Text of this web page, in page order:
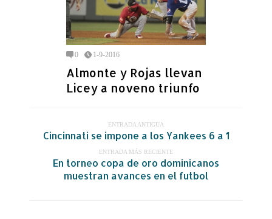
0 1-9-2016
Almonte y Rojas llevan
Licey a noveno triunfo
ENTRADA ANTIGUA
Cincinnati se impone a los Yankees 6 a 1
ENTRADA MÁS RECIENTE
En torneo copa de oro dominicanos
muestran avances en el futbol